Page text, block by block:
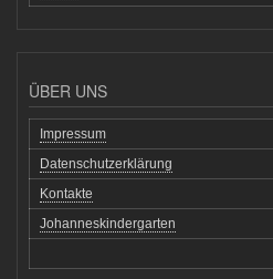
ÜBER UNS
Impressum
Datenschutzerklärung
Kontakte
Johanneskindergarten